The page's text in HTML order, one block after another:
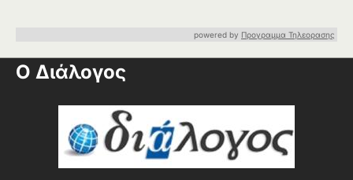
powered by Προγραμμα Τηλεορασης
Ο Διάλογος